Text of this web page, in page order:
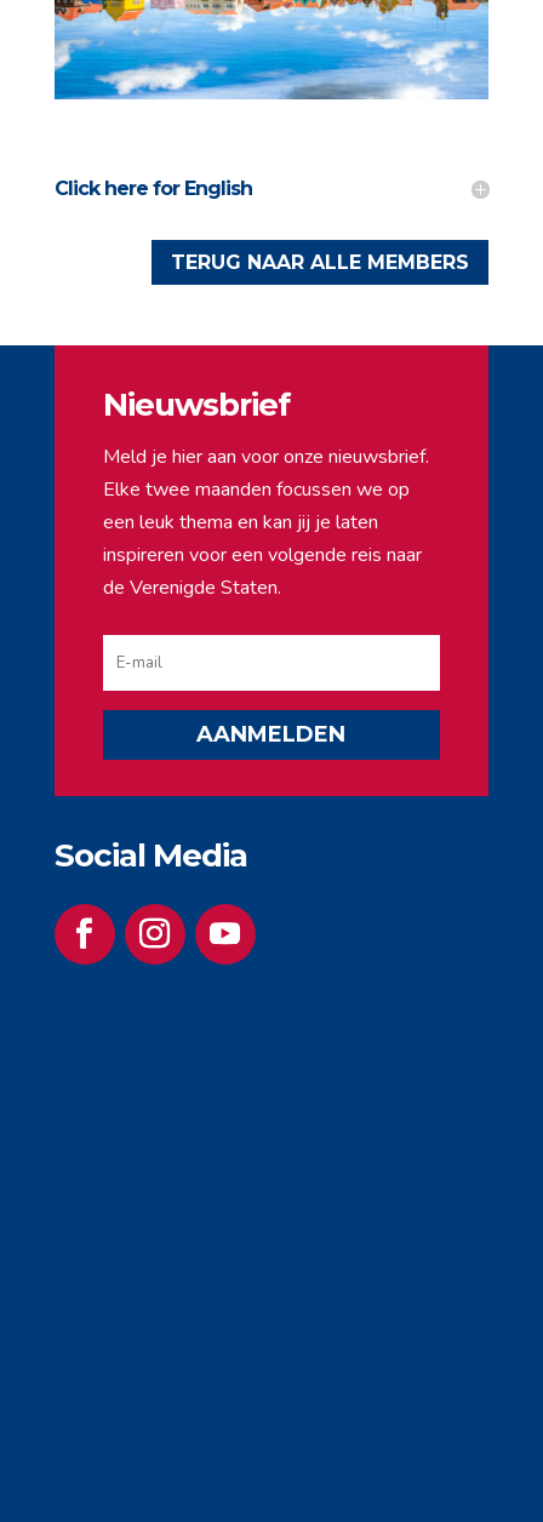
Click here for English
TERUG NAAR ALLE MEMBERS
Nieuwsbrief
Meld je hier aan voor onze nieuwsbrief.
Elke twee maanden focussen we op
een leuk thema en kan jij je laten
inspireren voor een volgende reis naar
de Verenigde Staten.
AANMELDEN
Social Media